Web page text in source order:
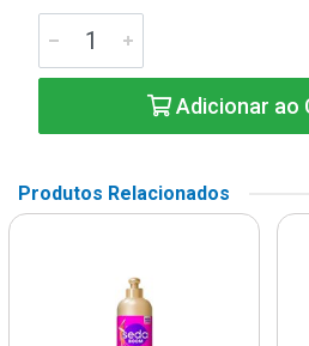
Adicionar ao
Produtos Relacionados